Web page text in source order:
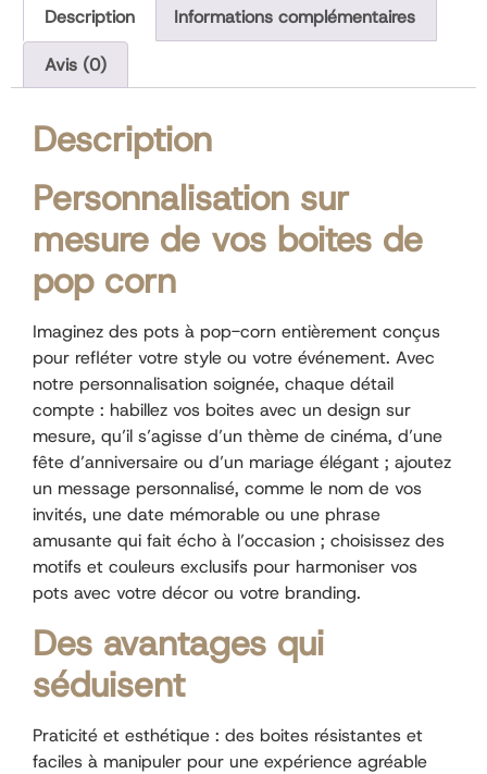
Description Informations complémentaires
Avis (0)
Description
Personnalisation sur
mesure de vos boites de
pop corn
Imaginez des pots à pop-corn entièrement conçus
pour refléter votre style ou votre événement. Avec
notre personnalisation soignée, chaque détail
compte : habillez vos boites avec un design sur
mesure, qu’il s’agisse d’un thème de cinéma, d’une
fête d’anniversaire ou d’un mariage élégant ; ajoutez
un message personnalisé, comme le nom de vos
invités, une date mémorable ou une phrase
amusante qui fait écho à l’occasion ; choisissez des
motifs et couleurs exclusifs pour harmoniser vos
pots avec votre décor ou votre branding.
Des avantages qui
séduisent
Praticité et esthétique : des boites résistantes et
faciles à manipuler pour une expérience agréable